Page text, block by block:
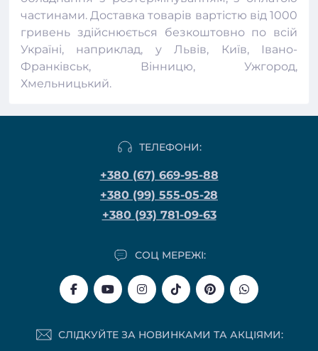
частинами. Доставка товарів вартістю від 1000
гривень здійснюється безкоштовно по всій
Україні, наприклад, у Львів, Київ, Івано-
Франківськ, Вінницю, Ужгород,
Хмельницький.
ТЕЛЕФОНИ:
+380 (67) 669-95-88
+380 (99) 555-05-28
+380 (93) 781-09-63
СОЦ МЕРЕЖІ:
СЛІДКУЙТЕ ЗА НОВИНКАМИ ТА АКЦІЯМИ: